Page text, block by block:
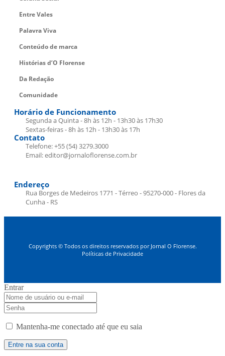
Entre Vales
Palavra Viva
Conteúdo de marca
Histórias d’O Florense
Da Redação
Comunidade
Horário de Funcionamento
Segunda a Quinta - 8h às 12h - 13h30 às 17h30
Sextas-feiras - 8h às 12h - 13h30 às 17h
Contato
Telefone: +55 (54) 3279.3000
Email: editor@jornaloflorense.com.br
Endereço
Rua Borges de Medeiros 1771 - Térreo - 95270-000 - Flores da
Cunha - RS
Copyrights © Todos os direitos reservados por Jornal O Florense.
Políticas de Privacidade
Entrar
Mantenha-me conectado até que eu saia